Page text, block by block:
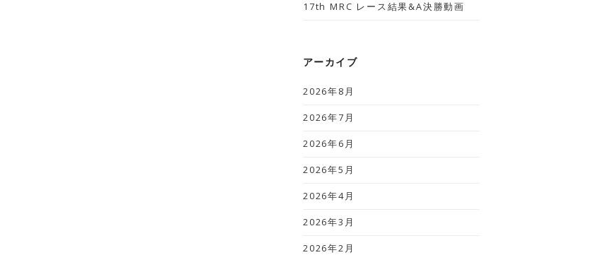
17th MRC レース結果&A決勝動画
アーカイブ
2026年8月
2026年7月
2026年6月
2026年5月
2026年4月
2026年3月
2026年2月